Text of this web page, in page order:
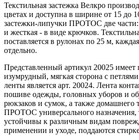
Текстильная застежка Велкро
цветах и доступна в ширине от 15 до
застежки-липучки ПРОТОС две части:
и жесткая - в виде крючков.
поставляется в рулонах по 25 м,
отдельно.
Представленный артикул 20025
изумрудный, мягкая сторона с
ленты является арт. 20024. Лента
пошиве одежды, головных уборов и
рюкзаков и сумок, а также домашнего
ПРОТОС универсального назначения,
устойчивы к различным видам
применении и уходе, поддаются